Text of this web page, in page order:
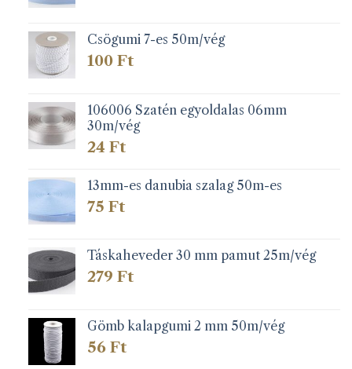
279 Ft
Csögumi 7-es 50m/vég
100 Ft
106006 Szatén egyoldalas 06mm
30m/vég
24 Ft
13mm-es danubia szalag 50m-es
75 Ft
Táskaheveder 30 mm pamut 25m/vég
279 Ft
Gömb kalapgumi 2 mm 50m/vég
56 Ft